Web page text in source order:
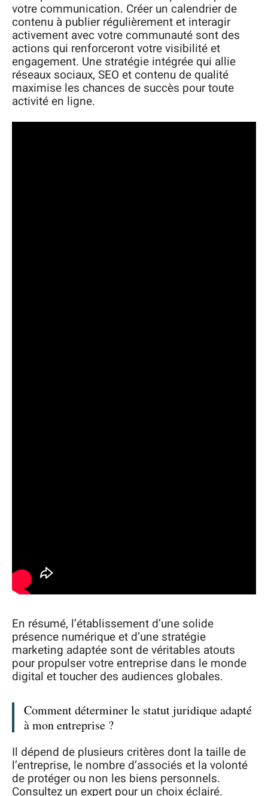
votre communication. Créer un calendrier de
contenu à publier régulièrement et interagir
activement avec votre communauté sont des
actions qui renforceront votre visibilité et
engagement. Une stratégie intégrée qui allie
réseaux sociaux, SEO et contenu de qualité
maximise les chances de succès pour toute
activité en ligne.
En résumé, l’établissement d’une solide
présence numérique et d’une stratégie
marketing adaptée sont de véritables atouts
pour propulser votre entreprise dans le monde
digital et toucher des audiences globales.
Comment déterminer le statut juridique adapté
à mon entreprise ?
Il dépend de plusieurs critères dont la taille de
l’entreprise, le nombre d’associés et la volonté
de protéger ou non les biens personnels.
Consultez un expert pour un choix éclairé.